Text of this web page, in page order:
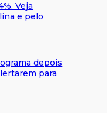
Veja
e pelo
depois
para